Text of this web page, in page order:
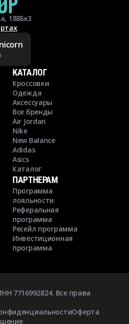
188Бк3
КАТАЛОГ
Кроссовки
Одежда
Аксессуары
Все бренды
Air Jordan
Nike
New Balance
Adidas
Asics
Каталог
ПАРТНЕРАМ
Программа
лояльности
Реферальная
программа
Ресейл программа
Инвестиционная
программа
7716992824. Все права
Оферта